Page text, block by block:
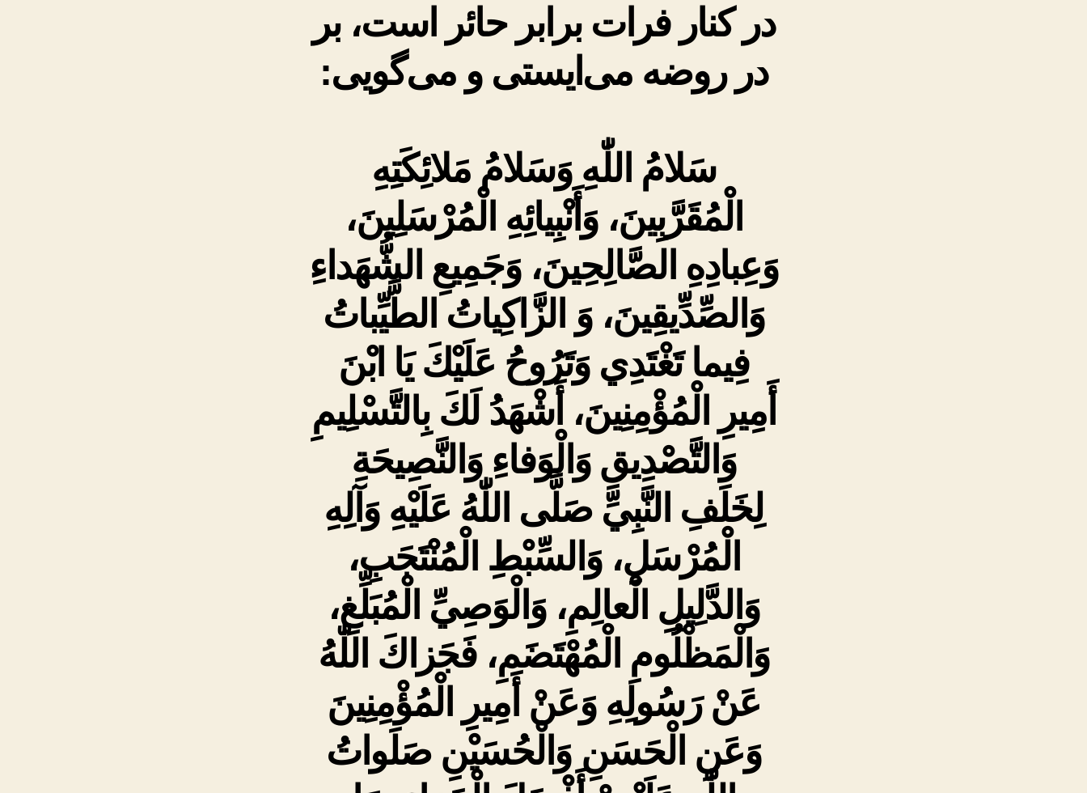
در کنار فرات برابر حائر است، بر
در روضه می‌ایستی و می‌گویی:
سَلامُ اللّٰهِ وَسَلامُ مَلائِكَتِهِ
الْمُقَرَّبِينَ، وَأَنْبِيائِهِ الْمُرْسَلِينَ،
وَعِبادِهِ الصَّالِحِينَ، وَجَمِيعِ الشُّهَداءِ
وَالصِّدِّيقِينَ، وَ الزَّاكِياتُ الطَّيِّباتُ
فِيما تَغْتَدِي وَتَرُوحُ عَلَيْكَ يَا ابْنَ
أَمِيرِ الْمُؤْمِنِينَ، أَشْهَدُ لَكَ بِالتَّسْلِيمِ
وَالتَّصْدِيقِ وَالْوَفاءِ وَالنَّصِيحَةِ
لِخَلَفِ النَّبِيِّ صَلَّى اللّٰهُ عَلَيْهِ وَآلِهِ
الْمُرْسَلِ، وَالسِّبْطِ الْمُنْتَجَبِ،
وَالدَّلِيلِ الْعالِمِ، وَالْوَصِيِّ الْمُبَلِّغِ،
وَالْمَظْلُومِ الْمُهْتَضَمِ، فَجَزاكَ اللّٰهُ
عَنْ رَسُولِهِ وَعَنْ أَمِيرِ الْمُؤْمِنِينَ
وَعَنِ الْحَسَنِ وَالْحُسَيْنِ صَلَواتُ